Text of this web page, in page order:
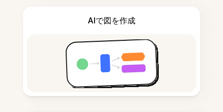
AIで図を作成